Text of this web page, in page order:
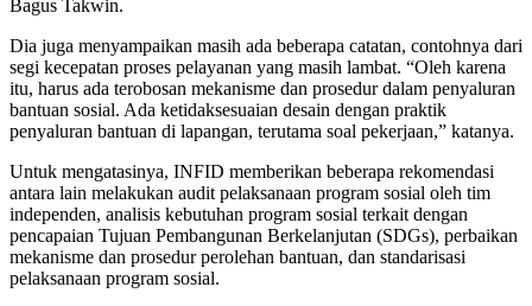
Bagus Takwin.
Dia juga menyampaikan masih ada beberapa catatan, contohnya dari
segi kecepatan proses pelayanan yang masih lambat. “Oleh karena
itu, harus ada terobosan mekanisme dan prosedur dalam penyaluran
bantuan sosial. Ada ketidaksesuaian desain dengan praktik
penyaluran bantuan di lapangan, terutama soal pekerjaan,” katanya.
Untuk mengatasinya, INFID memberikan beberapa rekomendasi
antara lain melakukan audit pelaksanaan program sosial oleh tim
independen, analisis kebutuhan program sosial terkait dengan
pencapaian Tujuan Pembangunan Berkelanjutan (SDGs), perbaikan
mekanisme dan prosedur perolehan bantuan, dan standarisasi
pelaksanaan program sosial.